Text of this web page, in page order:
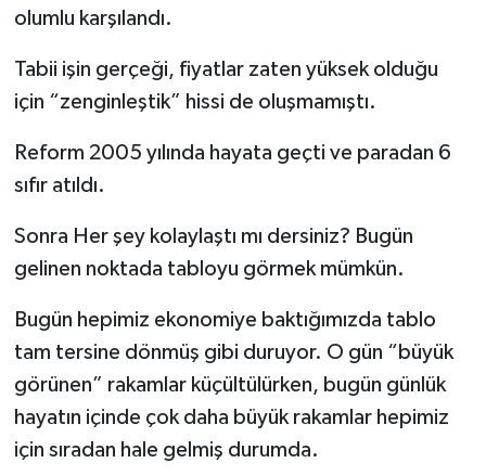
olumlu karşılandı.
Tabii işin gerçeği, fiyatlar zaten yüksek olduğu
için “zenginleştik” hissi de oluşmamıştı.
Reform 2005 yılında hayata geçti ve paradan 6
sıfır atıldı.
Sonra Her şey kolaylaştı mı dersiniz? Bugün
gelinen noktada tabloyu görmek mümkün.
Bugün hepimiz ekonomiye baktığımızda tablo
tam tersine dönmüş gibi duruyor. O gün “büyük
görünen” rakamlar küçültülürken, bugün günlük
hayatın içinde çok daha büyük rakamlar hepimiz
için sıradan hale gelmiş durumda.